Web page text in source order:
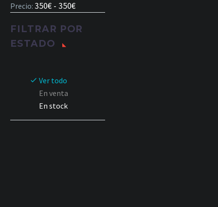
Precio: 350€ - 350€
FILTRAR POR
ESTADO
Ver todo
En venta
En stock